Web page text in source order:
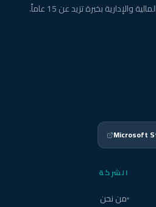
بخبرة تزيد عن 15 عاماً.
Microsoft
الشركة
من نحن